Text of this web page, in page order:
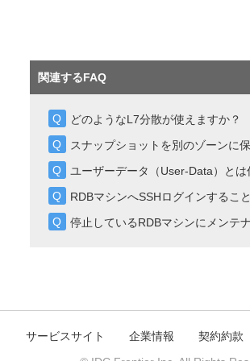
関連するFAQ
どのようなL7分散が使えますか？
スナップショットを別のゾーンに
ユーザーデータ（User-Data）とは
RDBマシンへSSHログインするこ
停止しているRDBマシンにメンテ
サービスサイト 企業情報 契約約款